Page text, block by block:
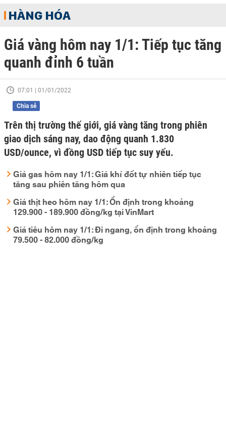
HÀNG HÓA
Giá vàng hôm nay 1/1: Tiếp tục tăng
quanh đỉnh 6 tuần
07:01 | 01/01/2022
Chia sẻ
Trên thị trường thế giới, giá vàng tăng trong phiên
giao dịch sáng nay, dao động quanh 1.830
USD/ounce, vì đồng USD tiếp tục suy yếu.
Giá gas hôm nay 1/1: Giá khí đốt tự nhiên tiếp tục
tăng sau phiên tăng hôm qua
Giá thịt heo hôm nay 1/1: Ổn định trong khoảng
129.900 - 189.900 đồng/kg tại VinMart
Giá tiêu hôm nay 1/1: Đi ngang, ổn định trong khoảng
79.500 - 82.000 đồng/kg